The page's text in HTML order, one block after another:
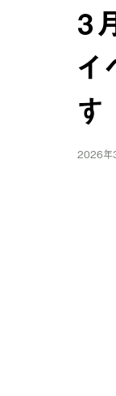
3
イ
す
2026年